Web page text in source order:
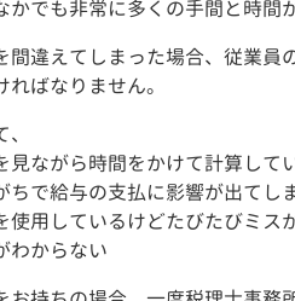
かでも非常に多くの手間と時間
間違えてしまった場合、従業
ばなりません。
見ながら時間をかけて計算して
ちで給与の支払に影響が出てし
使用しているけどたびたびミス
わからない